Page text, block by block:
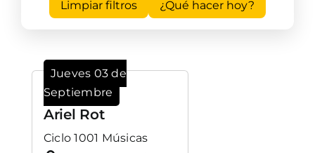
Limpiar filtros ¿Qué hacer hoy?
Jueves 03 de
Septiembre
Ariel Rot
Ciclo 1001 Músicas